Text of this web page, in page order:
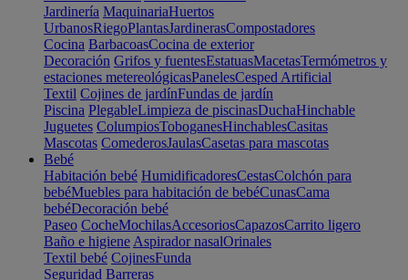
Jardinería MaquinariaHuertos
UrbanosRiegoPlantasJardinerasCompostadores
Cocina BarbacoasCocina de exterior
Decoración Grifos y fuentesEstatuasMacetasTermómetros y
estaciones metereológicasPanelesCesped Artificial
Textil Cojines de jardínFundas de jardín
Piscina PlegableLimpieza de piscinasDuchaHinchable
Juguetes ColumpiosToboganesHinchablesCasitas
Mascotas ComederosJaulasCasetas para mascotas
Bebé
Habitación bebé HumidificadoresCestasColchón para
bebéMuebles para habitación de bebéCunasCama
bebéDecoración bebé
Paseo CocheMochilasAccesoriosCapazosCarrito ligero
Baño e higiene Aspirador nasalOrinales
Textil bebé CojinesFunda
Seguridad Barreras